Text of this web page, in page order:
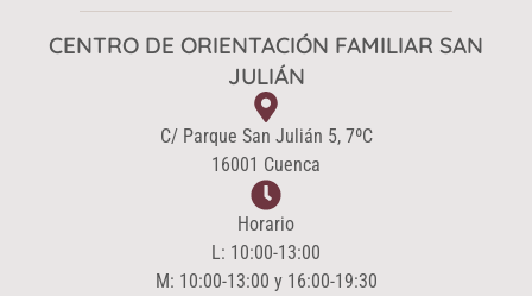
CENTRO DE ORIENTACIÓN FAMILIAR SAN
JULIÁN
C/ Parque San Julián 5, 7ºC
16001 Cuenca
Horario
L: 10:00-13:00
M: 10:00-13:00 y 16:00-19:30